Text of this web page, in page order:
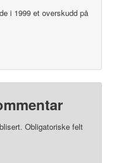
i 1999 et overskudd på
Obligatoriske felt